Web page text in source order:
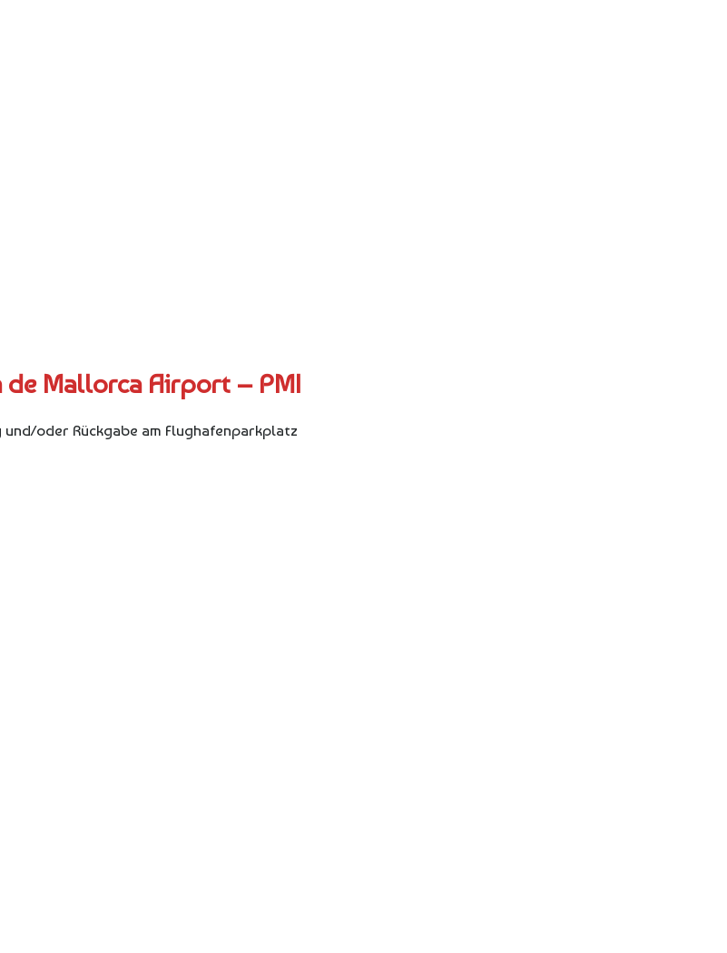
de Mallorca Airport – PMI
und/oder Rückgabe am Flughafenparkplatz